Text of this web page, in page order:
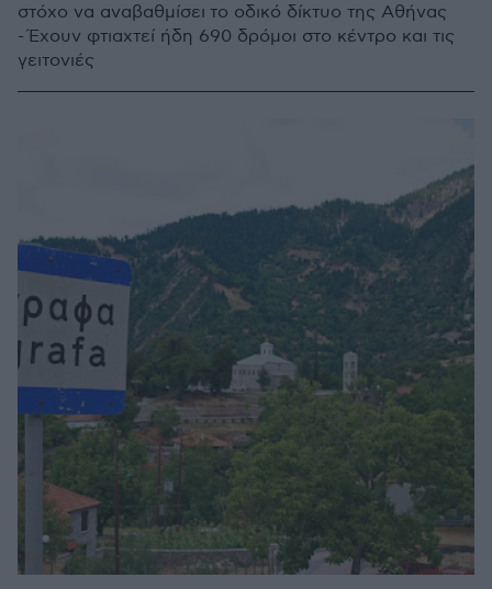
στόχο να αναβαθμίσει το οδικό δίκτυο της Αθήνας
- Έχουν φτιαχτεί ήδη 690 δρόμοι στο κέντρο και τις
γειτονιές